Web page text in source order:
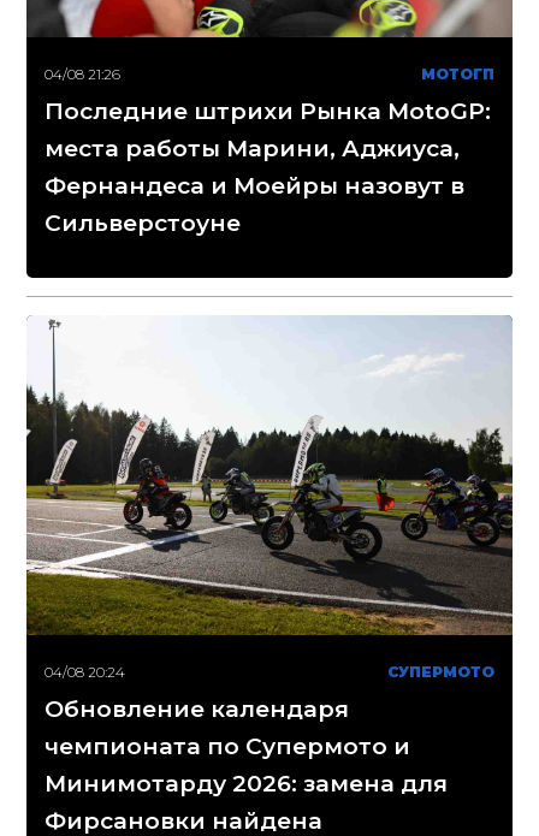
04/08 21:26 МОТОГП
Последние штрихи Рынка MotoGP:
места работы Марини, Аджиуса,
Фернандеса и Моейры назовут в
Сильверстоуне
04/08 20:24 СУПЕРМОТО
Обновление календаря
чемпионата по Супермото и
Минимотарду 2026: замена для
Фирсановки найдена